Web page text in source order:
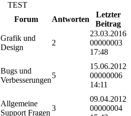
TEST
Forum Antworten
Letzter
Beitrag
Grafik und
Design
2
23.03.2016
00000003
17:48
Bugs und
Verbesserungen
5
15.06.2012
00000006
14:11
Allgemeine
Support Fragen
3
09.04.2012
00000004